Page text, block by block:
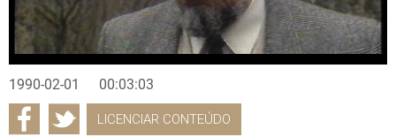
1990-02-01 00:03:03
LICENCIAR CONTEÚDO